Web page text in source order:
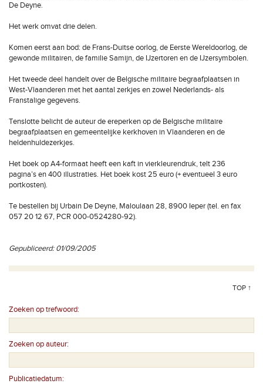
De Deyne.
Het werk omvat drie delen.
Komen eerst aan bod: de Frans-Duitse oorlog, de Eerste Wereldoorlog, de
gewonde militairen, de familie Samijn, de IJzertoren en de IJzersymbolen.
Het tweede deel handelt over de Belgische militaire begraafplaatsen in
West-Vlaanderen met het aantal zerkjes en zowel Nederlands- als
Franstalige gegevens.
Tenslotte belicht de auteur de ereperken op de Belgische militaire
begraafplaatsen en gemeentelijke kerkhoven in Vlaanderen en de
heldenhuldezerkjes.
Het boek op A4-formaat heeft een kaft in vierkleurendruk, telt 236
pagina’s en 400 illustraties. Het boek kost 25 euro (+ eventueel 3 euro
portkosten).
Te bestellen bij Urbain De Deyne, Maloulaan 28, 8900 Ieper (tel. en fax
057 20 12 67, PCR 000-0524280-92).
Gepubliceerd: 01/09/2005
TOP ↑
Zoeken op trefwoord:
Zoeken op auteur:
Publicatiedatum: